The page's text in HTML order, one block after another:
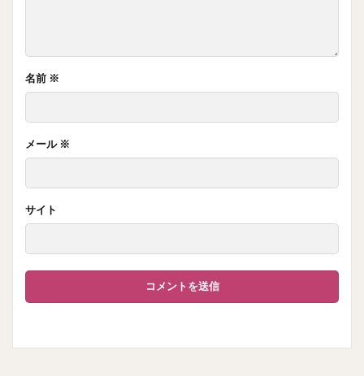
名前 ※
メール ※
サイト